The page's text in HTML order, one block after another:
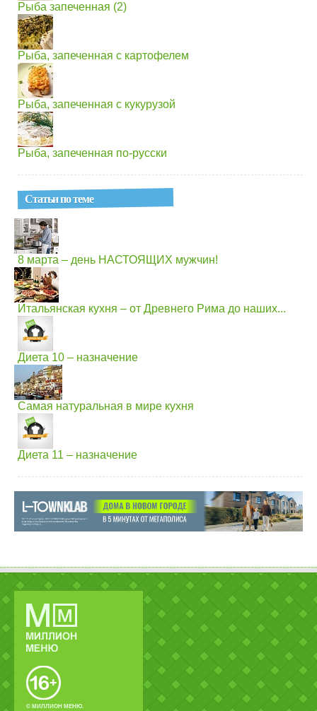
Рыба запеченная (2)
Рыба, запеченная с картофелем
Рыба, запеченная с кукурузой
Рыба, запеченная по-русски
Статьи по теме
8 марта – день НАСТОЯЩИХ мужчин!
Итальянская кухня – от Древнего Рима до наших...
Диета 10 – назначение
Самая натуральная в мире кухня
Диета 11 – назначение
© МИЛЛИОН МЕНЮ.